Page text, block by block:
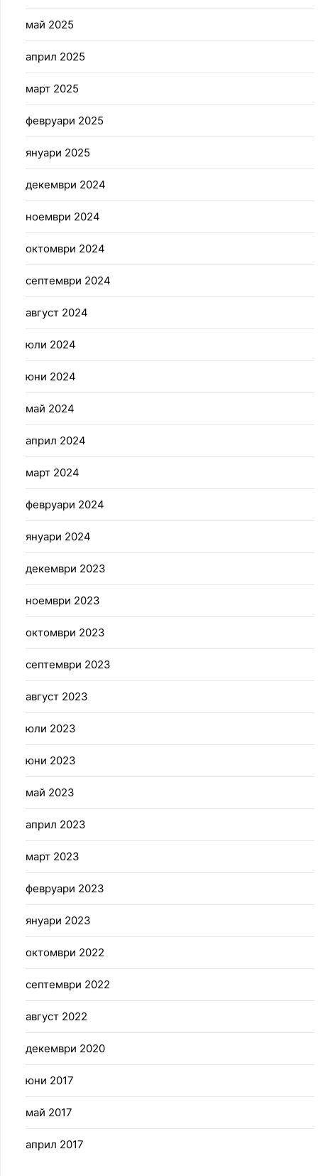
май 2025
април 2025
март 2025
февруари 2025
януари 2025
декември 2024
ноември 2024
октомври 2024
септември 2024
август 2024
юли 2024
юни 2024
май 2024
април 2024
март 2024
февруари 2024
януари 2024
декември 2023
ноември 2023
октомври 2023
септември 2023
август 2023
юли 2023
юни 2023
май 2023
април 2023
март 2023
февруари 2023
януари 2023
октомври 2022
септември 2022
август 2022
декември 2020
юни 2017
май 2017
април 2017